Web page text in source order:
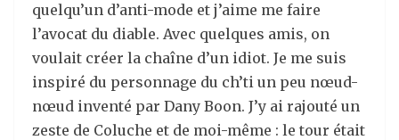
quelqu’un d’anti-mode et j’aime me faire
l’avocat du diable. Avec quelques amis, on
voulait créer la chaîne d’un idiot. Je me suis
inspiré du personnage du ch’ti un peu nœud-
nœud inventé par Dany Boon. J’y ai rajouté un
zeste de Coluche et de moi-même : le tour était